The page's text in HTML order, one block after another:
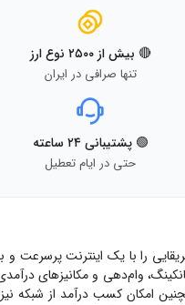
🔴 بیش از ۲۵۰۰ نوع ارز
تنها صرافی در ایران
🟢 پشتیبانی ۲۴ ساعته
حتی در ایام تعطیل
را با یک اینترنت پرسرعت و
وام‌دهی و مکانیز‌های درآمدی
امکان کسب درآمد از شبکه